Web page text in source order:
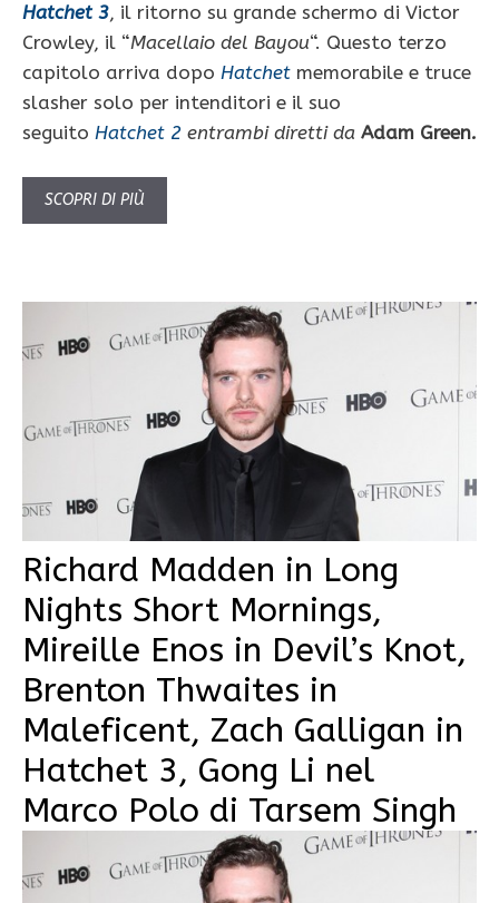
Hatchet 3, il ritorno su grande schermo di Victor
Crowley, il “Macellaio del Bayou“. Questo terzo
capitolo arriva dopo Hatchet memorabile e truce
slasher solo per intenditori e il suo
seguito Hatchet 2 entrambi diretti da Adam Green.
SCOPRI DI PIÙ
Richard Madden in Long
Nights Short Mornings,
Mireille Enos in Devil’s Knot,
Brenton Thwaites in
Maleficent, Zach Galligan in
Hatchet 3, Gong Li nel
Marco Polo di Tarsem Singh